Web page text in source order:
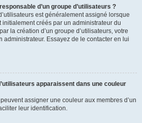
d’un groupe d’utilisateurs ?
est généralement assigné lorsque
initialement créés par un administrateur du
la création d’un groupe d’utilisateurs, votre
administrateur. Essayez de le contacter en lui
apparaissent dans une couleur
assigner une couleur aux membres d’un
leur identification.